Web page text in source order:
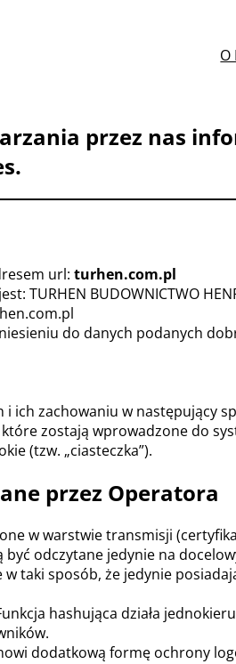
O
przez nas
url: turhen.com.pl
BUDOWNICTWO
do danych podanych
ich zachowaniu w następujący
zostają wprowadzone do
(tzw. „ciasteczka”).
przez Operatora
w warstwie transmisji
odczytane jedynie na
taki sposób, że jedynie
hashująca działa
dodatkową formę ochrony